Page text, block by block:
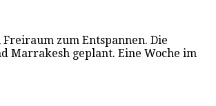
zum Entspannen. Die
Marrakesh geplant. Eine Woche im